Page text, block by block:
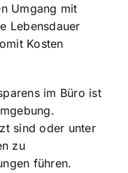
Umgang mit
Lebensdauer
Kosten
im Büro ist
.
sind oder unter
zu
führen.